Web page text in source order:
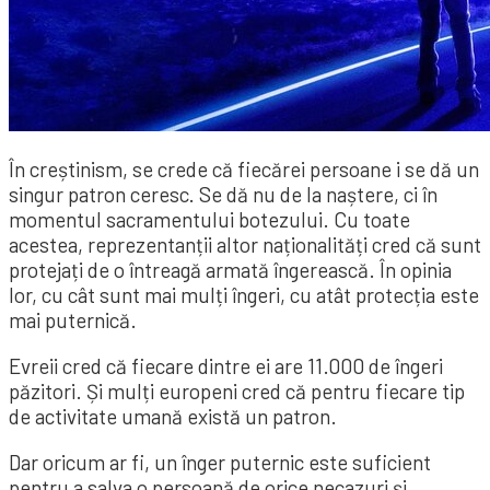
În creștinism, se crede că fiecărei persoane i se dă un
singur patron ceresc. Se dă nu de la naștere, ci în
momentul sacramentului botezului. Cu toate
acestea, reprezentanții altor naționalități cred că sunt
protejați de o întreagă armată îngerească. În opinia
lor, cu cât sunt mai mulți îngeri, cu atât protecția este
mai puternică.
Evreii cred că fiecare dintre ei are 11.000 de îngeri
păzitori. Și mulți europeni cred că pentru fiecare tip
de activitate umană există un patron.
Dar oricum ar fi, un înger puternic este suficient